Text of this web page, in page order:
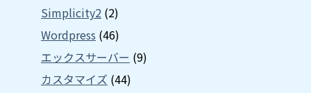
Simplicity2 (2)
Wordpress (46)
エックスサーバー (9)
カスタマイズ (44)